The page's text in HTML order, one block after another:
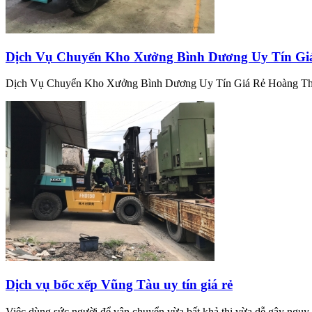
Dịch Vụ Chuyển Kho Xưởng Bình Dương Uy Tín
Dịch Vụ Chuyển Kho Xưởng Bình Dương Uy Tín Giá Rẻ Hoàng
Dịch vụ bốc xếp Vũng Tàu uy tín giá rẻ